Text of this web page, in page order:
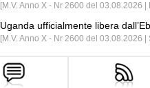
[M.V. Anno X - Nr 2600 del 03.08.2026
Uganda ufficialmente libera
[M.V. Anno X - Nr 2600 del 03.08.2026